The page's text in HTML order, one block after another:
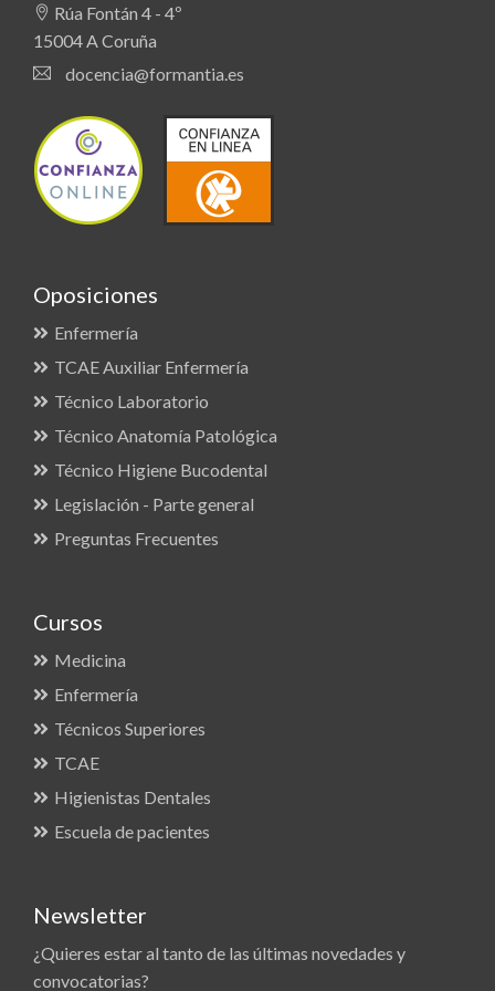
Rúa Fontán 4 - 4º
15004 A Coruña
docencia@formantia.es
Oposiciones
Enfermería
TCAE Auxiliar Enfermería
Técnico Laboratorio
Técnico Anatomía Patológica
Técnico Higiene Bucodental
Legislación - Parte general
Preguntas Frecuentes
Cursos
Medicina
Enfermería
Técnicos Superiores
TCAE
Higienistas Dentales
Escuela de pacientes
Newsletter
¿Quieres estar al tanto de las últimas novedades y
convocatorias?